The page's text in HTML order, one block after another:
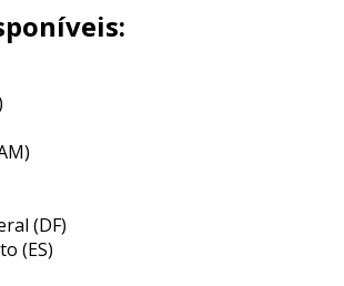
como na fabricação de
como objetivo
efetivas, prezando sempre
garantir o mais alto
de cada cliente.
carvão é um componente
de bombeamento
para evitar vazamentos de
produtos químicos ou óleo,
da bomba e a carcaça.
(DF)
(ES)